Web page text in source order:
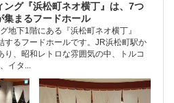
ング『浜松町ネオ横丁』は、7つ
集まるフードホール
地下1階にある『浜松町ネオ横丁』
するフードホールです。JR浜松町駅か
り、昭和レトロな雰囲気の中、トルコ
イタ...